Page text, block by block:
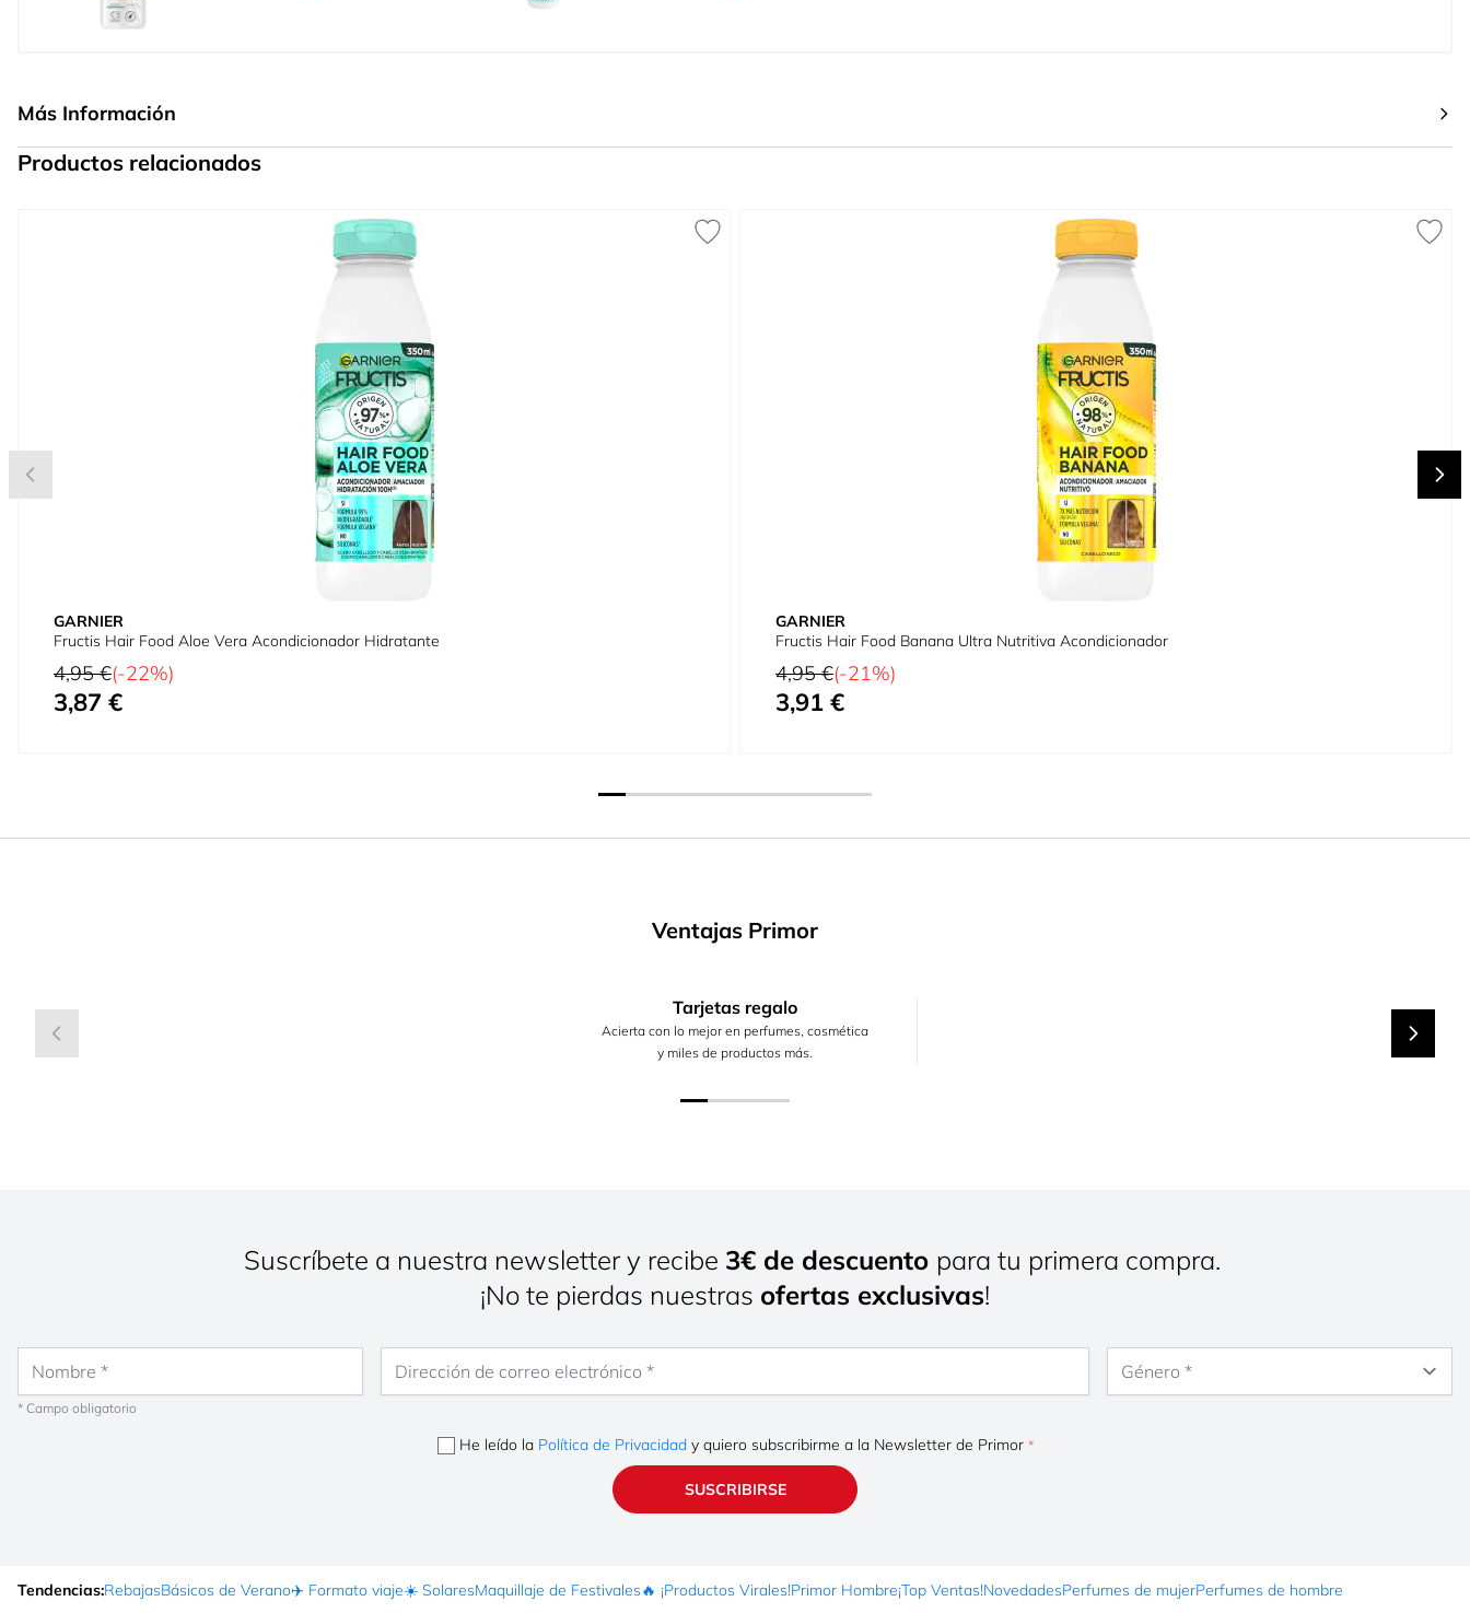
Más Información
Productos relacionados
GARNIER
Fructis Hair Food Aloe Vera Acondicionador Hidratante
Precio habitual
4,95 €(-22%)
Precio especial
3,87 €
GARNIER
Fructis Hair Food Banana Ultra Nutritiva Acondicionador
Precio habitual
4,95 €(-21%)
Precio especial
3,91 €
Ventajas Primor
Tarjetas regalo
Acierta con lo mejor en perfumes, cosmética
y miles de productos más.
Suscríbete a nuestra newsletter y recibe 3€ de descuento para tu primera compra.
¡No te pierdas nuestras ofertas exclusivas!
* Campo obligatorio
He leído la Política de Privacidad y quiero subscribirme a la Newsletter de Primor
SUSCRIBIRSE
Tendencias:RebajasBásicos de Verano✈️ Formato viaje☀️ SolaresMaquillaje de Festivales🔥 ¡Productos Virales!Primor Hombre¡Top Ventas!NovedadesPerfumes de mujerPerfumes de hombre